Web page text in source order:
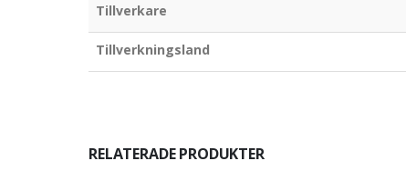
Tillverkare
Tillverkningsland
RELATERADE PRODUKTER